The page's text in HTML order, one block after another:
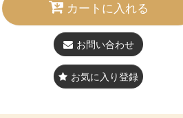
カートに入れる
お問い合わせ
お気に入り登録